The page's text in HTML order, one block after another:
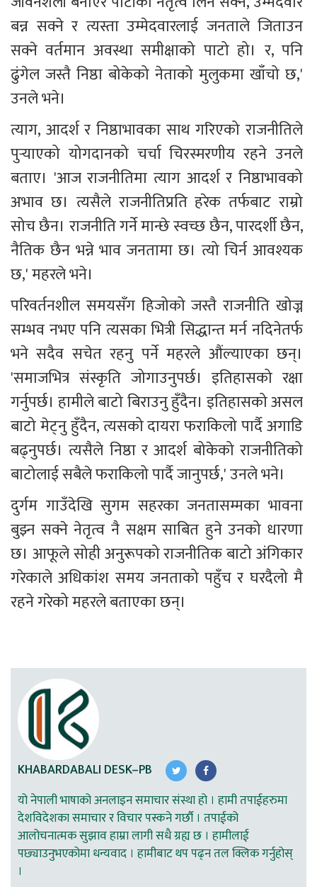
बन्न सक्ने र त्यस्ता उम्मेदवारलाई जनताले जिताउन
सक्ने वर्तमान अवस्था समीक्षाको पाटो हो। र, पनि
ढुंगेल जस्तै निष्ठा बोकेको नेताको मुलुकमा खाँचो छ,'
उनले भने।
त्याग, आदर्श र निष्ठाभावका साथ गरिएको राजनीतिले
पुर्‍याएको योगदानको चर्चा चिरस्मरणीय रहने उनले
बताए। 'आज राजनीतिमा त्याग आदर्श र निष्ठाभावको
अभाव छ। त्यसैले राजनीतिप्रति हरेक तर्फबाट राम्रो
सोच छैन। राजनीति गर्ने मान्छे स्वच्छ छैन, पारदर्शी छैन,
नैतिक छैन भन्ने भाव जनतामा छ। त्यो चिर्न आवश्यक
छ,' महरले भने।
परिवर्तनशील समयसँग हिजोको जस्तै राजनीति खोज्न
सम्भव नभए पनि त्यसका भित्री सिद्धान्त मर्न नदिनेतर्फ
भने सदैव सचेत रहनु पर्ने महरले औंल्याएका छन्।
'समाजभित्र संस्कृति जोगाउनुपर्छ। इतिहासको रक्षा
गर्नुपर्छ। हामीले बाटो बिराउनु हुँदैन। इतिहासको असल
बाटो मेट्नु हुँदैन, त्यसको दायरा फराकिलो पार्दै अगाडि
बढ्नुपर्छ। त्यसैले निष्ठा र आदर्श बोकेको राजनीतिको
बाटोलाई सबैले फराकिलो पार्दै जानुपर्छ,' उनले भने।
दुर्गम गाउँदेखि सुगम सहरका जनतासम्मका भावना
बुझ्न सक्ने नेतृत्व नै सक्षम साबित हुने उनको धारणा
छ। आफूले सोही अनुरूपको राजनीतिक बाटो अंगिकार
गरेकाले अधिकांश समय जनताको पहुँच र घरदैलो मै
रहने गरेको महरले बताएका छन्।
KHABARDABALI DESK–PB
यो नेपाली भाषाको अनलाइन समाचार संस्था हो । हामी तपाईहरुमा
देशविदेशका समाचार र विचार पस्कने गर्छौ । तपाईको
आलोचनात्मक सुझाव हाम्रा लागी सधै ग्रह्य छ । हामीलाई
पछ्याउनुभएकोमा धन्यवाद । हामीबाट थप पढ्न तल क्लिक गर्नुहोस्
।